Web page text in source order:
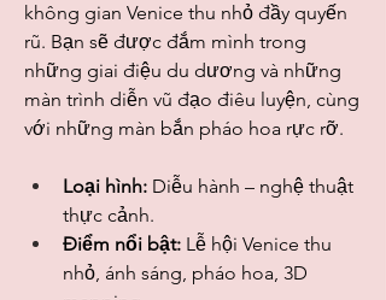
không gian Venice thu nhỏ đầy quyến
rũ. Bạn sẽ được đắm mình trong
những giai điệu du dương và những
màn trình diễn vũ đạo điêu luyện, cùng
với những màn bắn pháo hoa rực rỡ.
Loại hình: Diễu hành – nghệ thuật
thực cảnh.
Điểm nổi bật: Lễ hội Venice thu
nhỏ, ánh sáng, pháo hoa, 3D